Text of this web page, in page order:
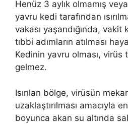
Henüz 3 aylık olmamış
yavru kedi tarafından
vakası yaşandığında,
tıbbi adımların atılması
Kedinin yavru olması, virüs
gelmez.
Isırılan bölge, virüsün
uzaklaştırılması amacıyla
boyunca akan su altında